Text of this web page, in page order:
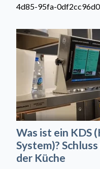
4d85-95fa-
Was ist ein KDS
System)?
der Küche